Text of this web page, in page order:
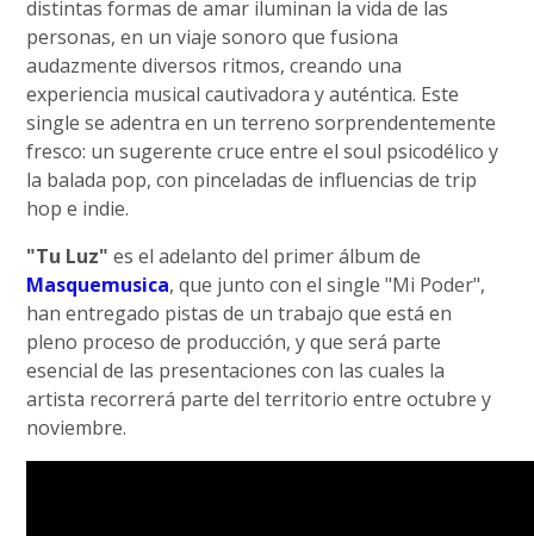
distintas formas de amar iluminan la vida de las
personas, en un viaje sonoro que fusiona
audazmente diversos ritmos, creando una
experiencia musical cautivadora y auténtica. Este
single se adentra en un terreno sorprendentemente
fresco: un sugerente cruce entre el soul psicodélico y
la balada pop, con pinceladas de influencias de trip
hop e indie.
"Tu Luz" es el adelanto del primer álbum de
Masquemusica, que junto con el single "Mi Poder",
han entregado pistas de un trabajo que está en
pleno proceso de producción, y que será parte
esencial de las presentaciones con las cuales la
artista recorrerá parte del territorio entre octubre y
noviembre.